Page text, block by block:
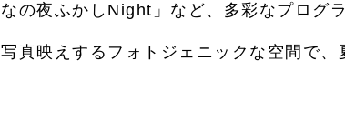
なの夜ふかしNight」など、多彩なプログ
写真映えするフォトジェニックな空間で